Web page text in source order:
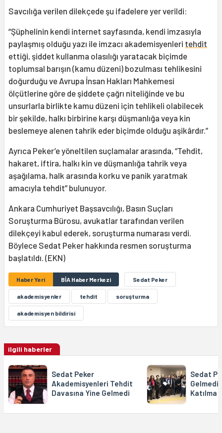
Savcılığa verilen dilekçede şu ifadelere yer verildi:
“Şüphelinin kendi internet sayfasında, kendi imzasıyla
paylaşmış olduğu yazı ile imzacı akademisyenleri tehdit
ettiği, şiddet kullanma olasılığı yaratacak biçimde
toplumsal barışın (kamu düzeni) bozulması tehlikesini
doğurduğu ve Avrupa İnsan Hakları Mahkemesi
ölçütlerine göre de şiddete çağrı niteliğinde ve bu
unsurlarla birlikte kamu düzeni için tehlikeli olabilecek
bir şekilde, halkı birbirine karşı düşmanlığa veya kin
beslemeye alenen tahrik eder biçimde olduğu aşikârdır.”
Ayrıca Peker’e yöneltilen suçlamalar arasında, “Tehdit,
hakaret, iftira, halkı kin ve düşmanlığa tahrik veya
aşağılama, halk arasında korku ve panik yaratmak
amacıyla tehdit” bulunuyor.
Ankara Cumhuriyet Başsavcılığı, Basın Suçları
Soruşturma Bürosu, avukatlar tarafından verilen
dilekçeyi kabul ederek, soruşturma numarası verdi.
Böylece Sedat Peker hakkında resmen soruşturma
başlatıldı. (EKN)
Haber Yeri BİA Haber Merkezi Sedat Peker
akademisyenler tehdit soruşturma
akademisyen bildirisi
ilgili haberler
Sedat Peker
Akademisyenleri Tehdit
Davasına Yine Gelmedi
Sedat
Katılma